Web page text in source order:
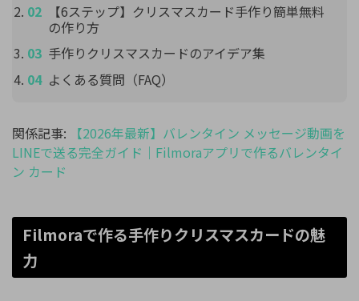
【6ステップ】クリスマスカード手作り簡単無料
の作り方
手作りクリスマスカードのアイデア集
よくある質問（FAQ）
関係記事: 【2026年最新】バレンタイン メッセージ動画を
LINEで送る完全ガイド｜Filmoraアプリで作るバレンタイ
ン カード
Filmoraで作る手作りクリスマスカードの魅
力